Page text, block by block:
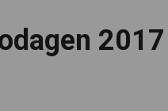
2017